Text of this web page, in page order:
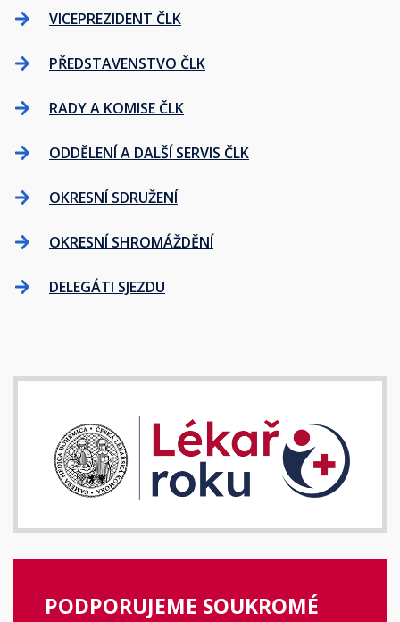
VICEPREZIDENT ČLK
PŘEDSTAVENSTVO ČLK
RADY A KOMISE ČLK
ODDĚLENÍ A DALŠÍ SERVIS ČLK
OKRESNÍ SDRUŽENÍ
OKRESNÍ SHROMÁŽDĚNÍ
DELEGÁTI SJEZDU
PODPORUJEME SOUKROMÉ